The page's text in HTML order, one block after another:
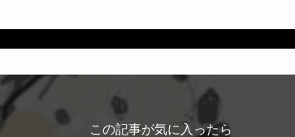
この記事が気に入ったら